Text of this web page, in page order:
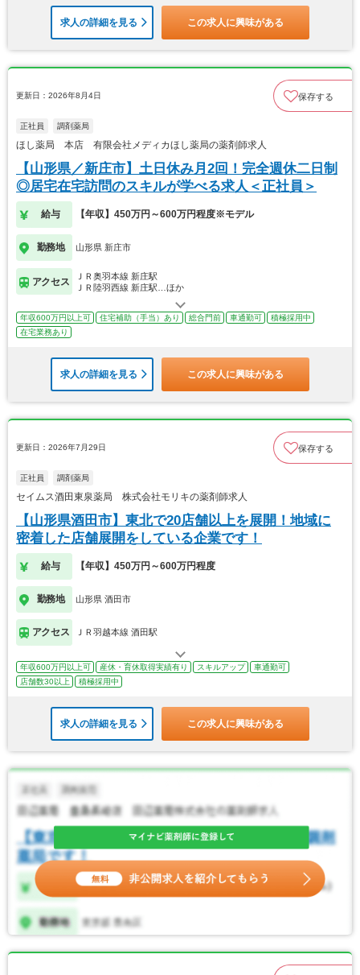
求人の詳細を見る この求人に興味がある
更新日：2026年8月4日 保存する
正社員 調剤薬局
ほし薬局 本店 有限会社メディカほし薬局の薬剤師求人
【山形県／新庄市】土日休み月2回！完全週休二日制
◎居宅在宅訪問のスキルが学べる求人＜正社員＞
給与 【年収】450万円～600万円程度※モデル
勤務地 山形県 新庄市
アクセス
ＪＲ奥羽本線 新庄駅
ＪＲ陸羽西線 新庄駅…ほか
年収600万円以上可 住宅補助（手当）あり 総合門前 車通勤可
積極採用中
在宅業務あり
求人の詳細を見る この求人に興味がある
更新日：2026年7月29日 保存する
正社員 調剤薬局
セイムス酒田東泉薬局 株式会社モリキの薬剤師求人
【山形県酒田市】東北で20店舗以上を展開！地域に
密着した店舗展開をしている企業です！
給与 【年収】450万円～600万円程度
勤務地 山形県 酒田市
アクセス ＪＲ羽越本線 酒田駅
年収600万円以上可 産休・育休取得実績有り スキルアップ
車通勤可
店舗数30以上
積極採用中
求人の詳細を見る この求人に興味がある